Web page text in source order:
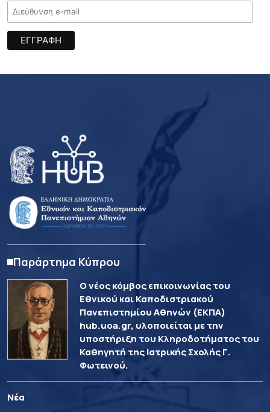
Παράρτημα Κύπρου
Ο νέος κόμβος επικοινωνίας του
Εθνικού και Καποδιστριακού
Πανεπιστημίου Αθηνών (ΕΚΠΑ)
hub.uoa.gr, υλοποιείται με την
υποστήριξη του Κληροδοτήματος του
Καθηγητή της Ιατρικής Σχολής Γ.
Φωτεινού.
Νέα